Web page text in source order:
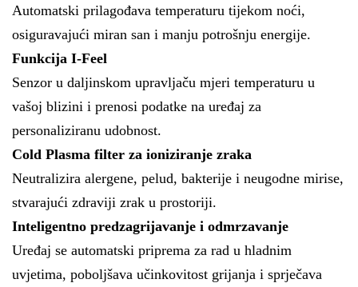
Automatski prilagođava temperaturu tijekom noći,
osiguravajući miran san i manju potrošnju energije.
Funkcija I-Feel
Senzor u daljinskom upravljaču mjeri temperaturu u
vašoj blizini i prenosi podatke na uređaj za
personaliziranu udobnost.
Cold Plasma filter za ioniziranje zraka
Neutralizira alergene, pelud, bakterije i neugodne mirise,
stvarajući zdraviji zrak u prostoriji.
Inteligentno predzagrijavanje i odmrzavanje
Uređaj se automatski priprema za rad u hladnim
uvjetima, poboljšava učinkovitost grijanja i sprječava